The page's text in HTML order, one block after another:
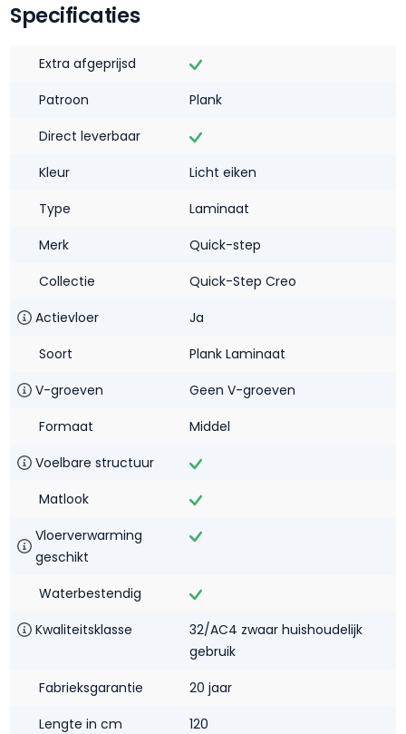
Specificaties
Extra afgeprijsd
Patroon
Plank
Direct leverbaar
Kleur
Licht eiken
Type
Laminaat
Merk
Quick-step
Collectie
Quick-Step Creo
Actievloer
Ja
Soort
Plank Laminaat
V-groeven
Geen V-groeven
Formaat
Middel
Voelbare structuur
Matlook
Vloerverwarming
geschikt
Waterbestendig‎
Kwaliteitsklasse
32/AC4 zwaar huishoudelijk
gebruik
Fabrieksgarantie
20 jaar
Lengte in cm
120